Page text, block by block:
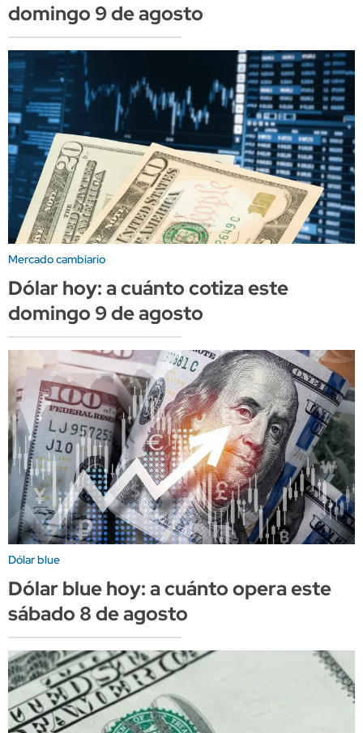
domingo 9 de agosto
Mercado cambiario
Dólar hoy: a cuánto cotiza este
domingo 9 de agosto
Dólar blue
Dólar blue hoy: a cuánto opera este
sábado 8 de agosto